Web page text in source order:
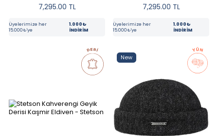
7,295.00 TL
Üyelerimize her
15.000₺'ye
1.000₺
İNDİRİM
7,295.00 TL
Üyelerimize her
15.000₺'ye
1.000₺
İNDİRİM
New